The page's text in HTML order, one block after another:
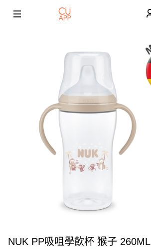
NUK PP吸咀學飲杯 猴子 260ML